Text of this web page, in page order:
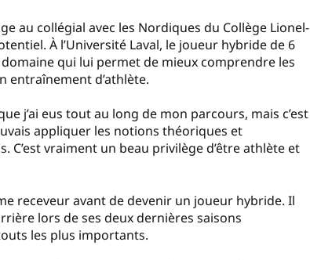
au collégial avec les Nordiques du Collège Lionel-
À l’Université Laval, le joueur hybride de 6
qui lui permet de mieux comprendre les
entraînement d’athlète.
j’ai eus tout au long de mon parcours, mais c’est
appliquer les notions théoriques et
vraiment un beau privilège d’être athlète et
receveur avant de devenir un joueur hybride. Il
lors de ses deux dernières saisons
les plus importants.